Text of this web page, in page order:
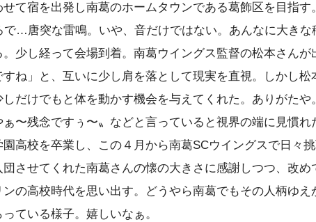
て宿を出発し南葛のホームタウンである葛飾区を目指す
で…唐突な雷鳴。いや、音だけではない。あんなに大きな
少し経って会場到着。南葛ウイングス監督の松本さんが
ね」と、互いに少し肩を落として現実を直視。しかし松
だけでもと体を動かす機会を与えてくれた。ありがた
〜残念ですぅ〜〟などと言っていると視界の端に見慣れ
高校を卒業し、この４月から南葛SCウイングスで日々
させてくれた南葛さんの懐の大きさに感謝しつつ、改め
の高校時代を思い出す。どうやら南葛でもその人柄ゆえ
ている様子。嬉しいなぁ。